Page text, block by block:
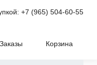
+7 (965) 504-60-55
Заказы Корзина